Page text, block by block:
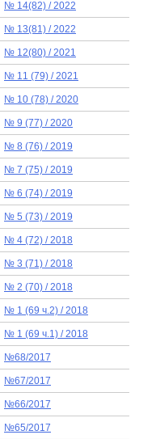
№ 14(82) / 2022
№ 13(81) / 2022
№ 12(80) / 2021
№ 11 (79) / 2021
№ 10 (78) / 2020
№ 9 (77) / 2020
№ 8 (76) / 2019
№ 7 (75) / 2019
№ 6 (74) / 2019
№ 5 (73) / 2019
№ 4 (72) / 2018
№ 3 (71) / 2018
№ 2 (70) / 2018
№ 1 (69 ч.2) / 2018
№ 1 (69 ч.1) / 2018
№68/2017
№67/2017
№66/2017
№65/2017